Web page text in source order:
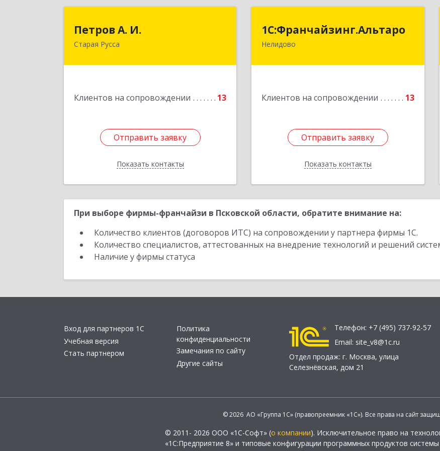
Петров А. И.
Старая Русса
Клиентов на сопровождении 13
Отправить заявку
Показать контакты
Старая Русса, пер.Волотовский, д.23
Отправить заявку
Назад
1С:Франчайзинг.Альтаро
Нелидово
Клиентов на сопровождении 13
Отправить заявку
Показать контакты
1С:Франчайзинг.Альтаро
172527, Тверская обл, Нелидово г,
Отправить заявку
Назад
При выборе фирмы-франчайзи в Псковской области, обратите внимание на:
Количество клиентов (договоров ИТС) на сопровождении у партнера фирмы 1С.
Количество специалистов, аттестованных на внедрение технологий и решений
Наличие у фирмы статуса
Вход для партнеров 1С
Учебная версия
Стать партнером
Политика
конфиденциальности
Замечания по сайту
Другие сайты
Телефон: +7 (495) 737-92-57
Email: site_v8@1c.ru
Отдел продаж: г. Москва, улица
Селезнёвская, дом 21
© 2026 АО «Группа 1С» (правопреемник «1С»). Все права на сайт
© 2011- 2026 ООО «1С-Софт» (о компании). Исключительное право на
«1С:Предприятие 8» и типовые конфигурации программных продуктов